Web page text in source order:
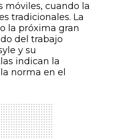
móviles, cuando la
tradicionales. La
la próxima gran
del trabajo
y su
indican la
norma en el